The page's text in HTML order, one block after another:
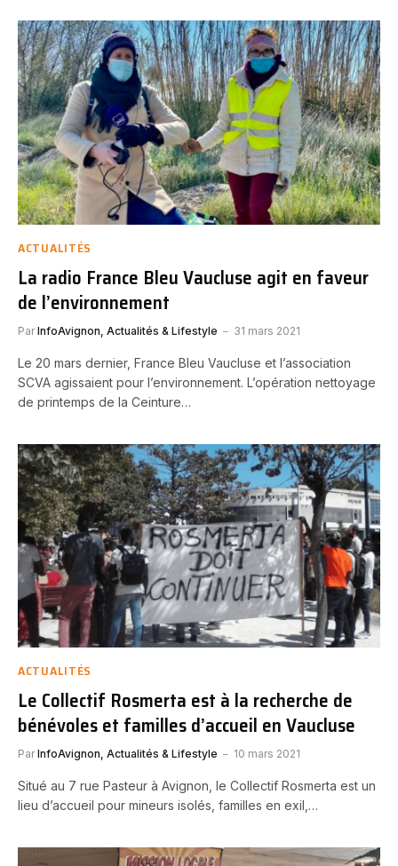
ACTUALITÉS
La radio France Bleu Vaucluse agit en faveur
de l’environnement
Par InfoAvignon, Actualités & Lifestyle 31 mars 2021
Le 20 mars dernier, France Bleu Vaucluse et l’association
SCVA agissaient pour l’environnement. L’opération nettoyage
de printemps de la Ceinture…
ACTUALITÉS
Le Collectif Rosmerta est à la recherche de
bénévoles et familles d’accueil en Vaucluse
Par InfoAvignon, Actualités & Lifestyle 10 mars 2021
Situé au 7 rue Pasteur à Avignon, le Collectif Rosmerta est un
lieu d’accueil pour mineurs isolés, familles en exil,…